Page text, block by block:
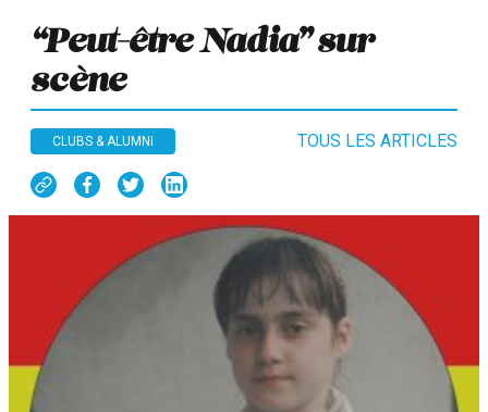
“Peut-être Nadia” sur
scène
CLUBS & ALUMNI TOUS LES ARTICLES